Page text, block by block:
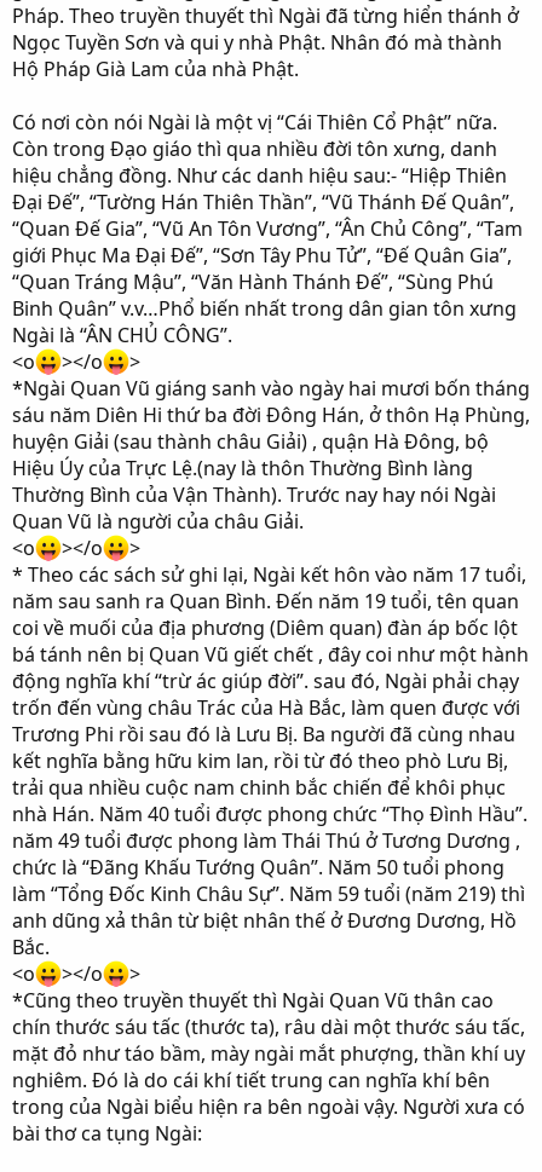
Pháp. Theo truyền thuyết thì Ngài đã từng hiển thánh ở
Ngọc Tuyền Sơn và qui y nhà Phật. Nhân đó mà thành
Hộ Pháp Già Lam của nhà Phật.
Có nơi còn nói Ngài là một vị “Cái Thiên Cổ Phật” nữa.
Còn trong Đạo giáo thì qua nhiều đời tôn xưng, danh
hiệu chẳng đồng. Như các danh hiệu sau:- “Hiệp Thiên
Đại Đế”, “Tường Hán Thiên Thần”, “Vũ Thánh Đế Quân”,
“Quan Đế Gia”, “Vũ An Tôn Vương”, “Ân Chủ Công”, “Tam
giới Phục Ma Đại Đế”, “Sơn Tây Phu Tử”, “Đế Quân Gia”,
“Quan Tráng Mậu”, “Văn Hành Thánh Đế”, “Sùng Phú
Binh Quân” v.v…Phổ biến nhất trong dân gian tôn xưng
Ngài là “ÂN CHỦ CÔNG”.
<o
></o
>
*Ngài Quan Vũ giáng sanh vào ngày hai mươi bốn tháng
sáu năm Diên Hi thứ ba đời Đông Hán, ở thôn Hạ Phùng,
huyện Giải (sau thành châu Giải) , quận Hà Đông, bộ
Hiệu Úy của Trực Lệ.(nay là thôn Thường Bình làng
Thường Bình của Vận Thành). Trước nay hay nói Ngài
Quan Vũ là người của châu Giải.
<o
></o
>
* Theo các sách sử ghi lại, Ngài kết hôn vào năm 17 tuổi,
năm sau sanh ra Quan Bình. Đến năm 19 tuổi, tên quan
coi về muối của địa phương (Diêm quan) đàn áp bốc lột
bá tánh nên bị Quan Vũ giết chết , đây coi như một hành
động nghĩa khí “trừ ác giúp đời”. sau đó, Ngài phải chạy
trốn đến vùng châu Trác của Hà Bắc, làm quen được với
Trương Phi rồi sau đó là Lưu Bị. Ba người đã cùng nhau
kết nghĩa bằng hữu kim lan, rồi từ đó theo phò Lưu Bị,
trải qua nhiều cuộc nam chinh bắc chiến để khôi phục
nhà Hán. Năm 40 tuổi được phong chức “Thọ Đình Hầu”.
năm 49 tuổi được phong làm Thái Thú ở Tương Dương ,
chức là “Đãng Khấu Tướng Quân”. Năm 50 tuổi phong
làm “Tổng Đốc Kinh Châu Sự”. Năm 59 tuổi (năm 219) thì
anh dũng xả thân từ biệt nhân thế ở Đương Dương, Hồ
Bắc.
<o
></o
>
*Cũng theo truyền thuyết thì Ngài Quan Vũ thân cao
chín thước sáu tấc (thước ta), râu dài một thước sáu tấc,
mặt đỏ như táo bầm, mày ngài mắt phượng, thần khí uy
nghiêm. Đó là do cái khí tiết trung can nghĩa khí bên
trong của Ngài biểu hiện ra bên ngoài vậy. Người xưa có
bài thơ ca tụng Ngài: